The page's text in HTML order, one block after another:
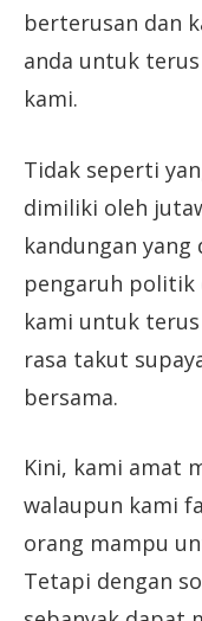
berterusan dan
anda untuk
kami.
Tidak seperti
dimiliki oleh
kandungan
pengaruh politik
kami untuk
rasa takut
bersama.
Kini, kami amat
walaupun kami
orang mampu
Tetapi dengan